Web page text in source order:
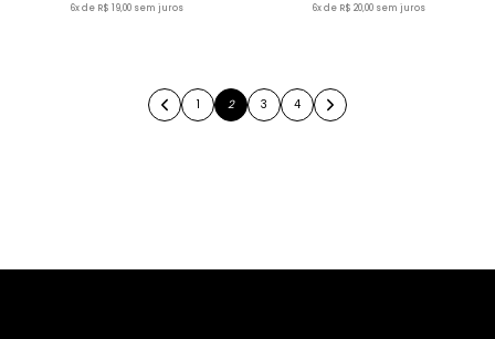
6x de R$ 19,00 sem juros 6x de R$ 20,00 sem juros
1 2 3 4